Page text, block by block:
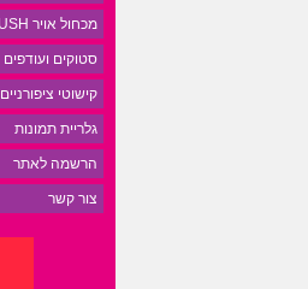
מכחול אויר AIRBRUSH
סטוקים ועודפים
קישוטי ציפורניים
גלריית תמונות
הרשמה לאתר
צור קשר